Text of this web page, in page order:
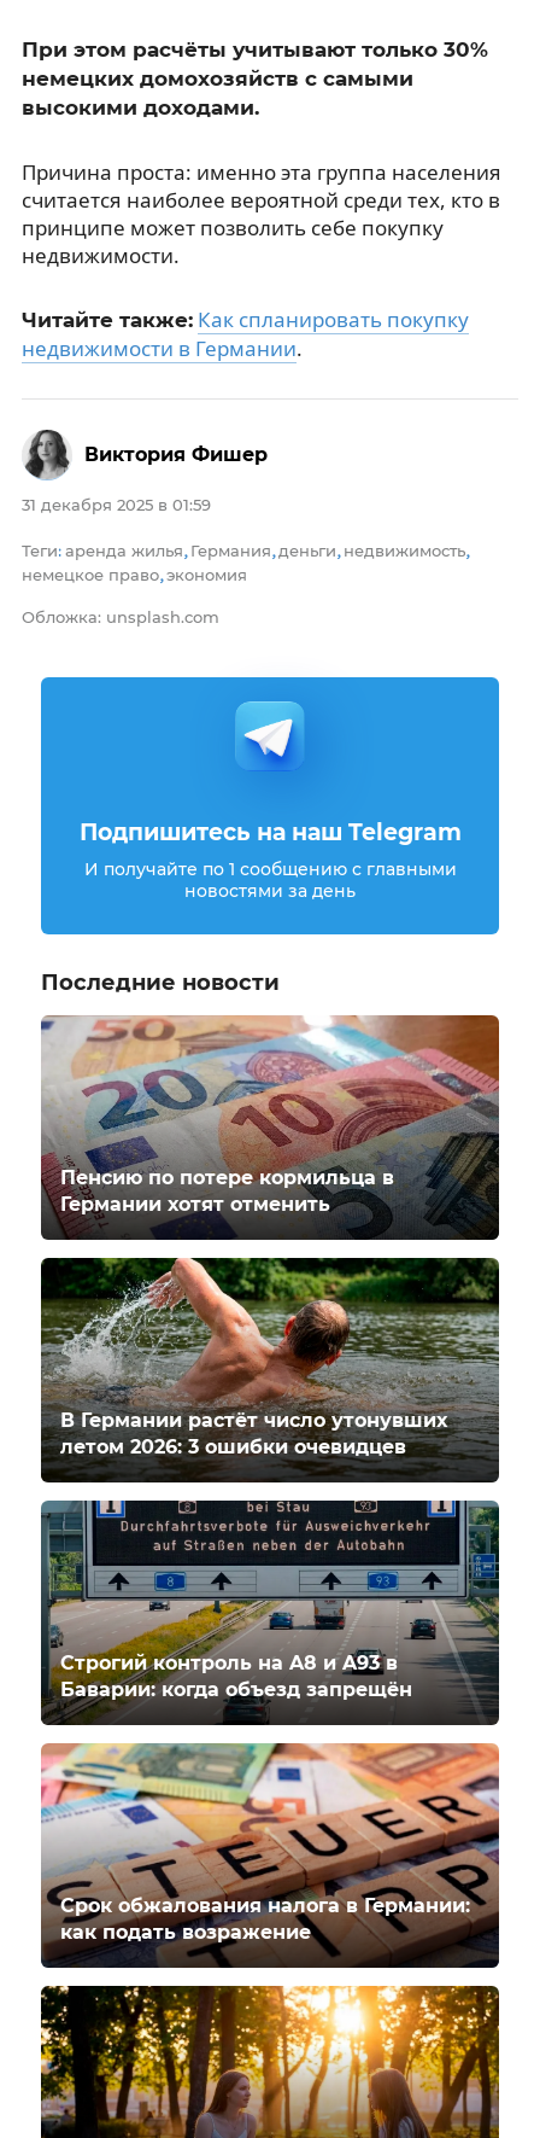
При этом расчёты учитывают только 30%
немецких домохозяйств с самыми
высокими доходами.
Причина проста: именно эта группа населения
считается наиболее вероятной среди тех, кто в
принципе может позволить себе покупку
недвижимости.
Читайте также: Как спланировать покупку
недвижимости в Германии.
31 декабря 2025 в 01:59
Теги: аренда жилья, Германия, деньги, недвижимость,
немецкое право,экономия
Обложка: unsplash.com
Виктория Фишер
Подпишитесь на наш Telegram
И получайте по 1 сообщению с главными
новостями за день
Последние новости
Пенсию по потере кормильца в
Германии хотят отменить
В Германии растёт число утонувших
летом 2026: 3 ошибки очевидцев
Строгий контроль на A8 и A93 в
Баварии: когда объезд запрещён
Срок обжалования налога в Германии:
как подать возражение